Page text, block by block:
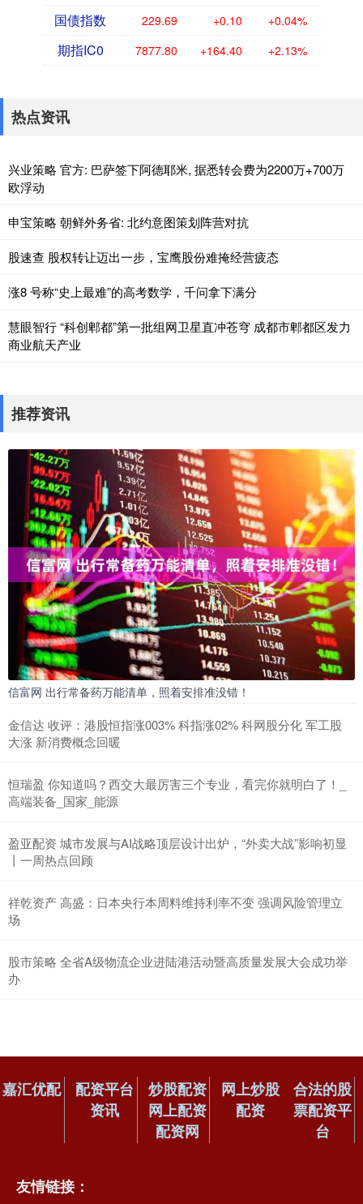
国债指数 229.69 +0.10 +0.04%
期指IC0 7877.80 +164.40 +2.13%
热点资讯
兴业策略 官方: 巴萨签下阿德耶米, 据悉转会费为2200万+700万
欧浮动
申宝策略 朝鲜外务省: 北约意图策划阵营对抗
股速查 股权转让迈出一步，宝鹰股份难掩经营疲态
涨8 号称“史上最难”的高考数学，千问拿下满分
慧眼智行 “科创郫都”第一批组网卫星直冲苍穹 成都市郫都区发力
商业航天产业
推荐资讯
信富网 出行常备药万能清单，照着安排准没错！
金信达 收评：港股恒指涨003% 科指涨02% 科网股分化 军工股
大涨 新消费概念回暖
恒瑞盈 你知道吗？西交大最厉害三个专业，看完你就明白了！_
高端装备_国家_能源
盈亚配资 城市发展与AI战略顶层设计出炉，“外卖大战”影响初显
丨一周热点回顾
祥乾资产 高盛：日本央行本周料维持利率不变 强调风险管理立
场
股市策略 全省A级物流企业进陆港活动暨高质量发展大会成功举
办
嘉汇优配
配资平台
资讯
炒股配资
网上配资
配资网
网上炒股
配资
合法的股
票配资平
台
友情链接：